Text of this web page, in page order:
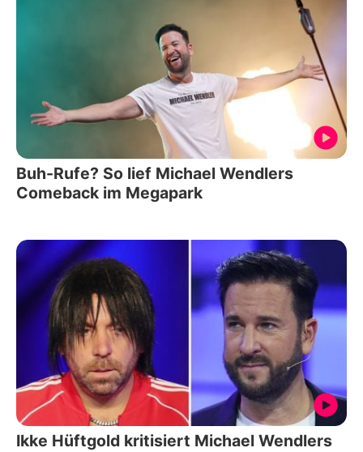
Buh-Rufe? So lief Michael Wendlers
Comeback im Megapark
Ikke Hüftgold kritisiert Michael Wendlers